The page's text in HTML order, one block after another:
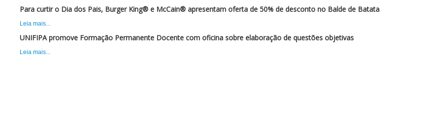
Para curtir o Dia dos Pais, Burger King® e McCain® apresentam oferta de 50% de desconto no Balde de Batata
Leia mais...
UNIFIPA promove Formação Permanente Docente com oficina sobre elaboração de questões objetivas
Leia mais...